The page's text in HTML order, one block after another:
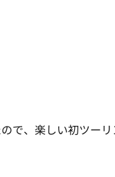
で、楽しい初ツー